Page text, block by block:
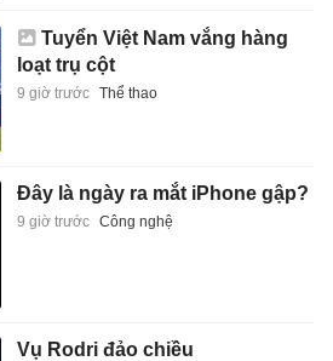
Tuyển Việt Nam vắng hàng
loạt trụ cột
9 giờ trước Thể thao
Đây là ngày ra mắt iPhone gập?
9 giờ trước Công nghệ
Vụ Rodri đảo chiều